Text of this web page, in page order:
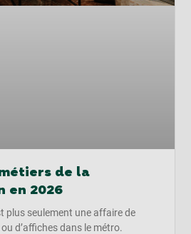
de la
en 2026
plus seulement une affaire de
d’affiches dans le métro.